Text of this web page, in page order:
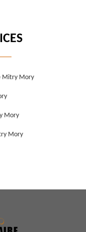
Mitry Mory
Mory
Mory